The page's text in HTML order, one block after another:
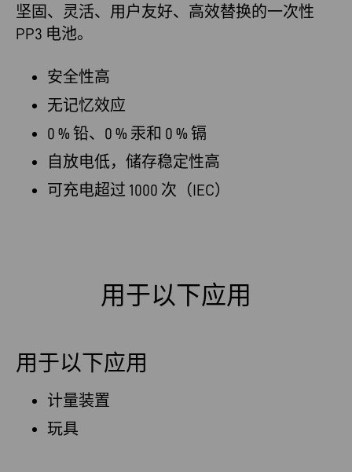
坚固、灵活、用户友好、高效替换的一次性
PP3 电池。
安全性高
无记忆效应
0 % 铅、0 % 汞和 0 % 镉
自放电低，储存稳定性高
可充电超过 1000 次（IEC）
用于以下应用
用于以下应用
计量装置
玩具